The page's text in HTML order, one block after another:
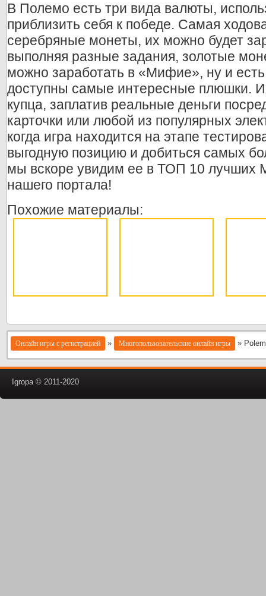
В Полемо есть три вида валюты,
приблизить себя к победе. Самая
серебряные монеты, их можно будет
выполняя разные задания, золотые
можно заработать в «Мифие», ну и
доступны самые интересные плюшки.
купца, заплатив реальные деньги
карточки или любой из популярных
когда игра находится на этапе
выгодную позицию и добиться самых
мы вскоре увидим ее в ТОП 10 лучших
нашего портала!
Похожие материалы:
Онлайн игры с регистрацией » Многопользовательские онлайн игры »
Igropa © 2011-2020